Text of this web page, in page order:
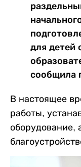
для детей
сообщила
В настоящее
работы,
оборудование,